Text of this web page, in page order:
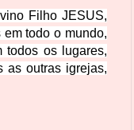
Filho JESUS,
todo o mundo,
todos os lugares,
as outras igrejas,